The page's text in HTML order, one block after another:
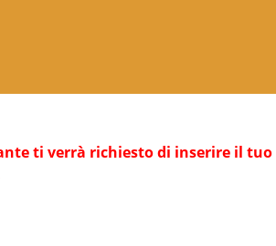
ti verrà richiesto di inserire il tuo